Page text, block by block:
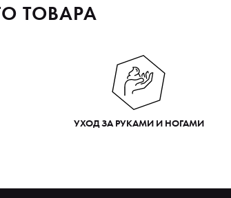
ТОВАРА
УХОД ЗА РУКАМИ И НОГАМИ